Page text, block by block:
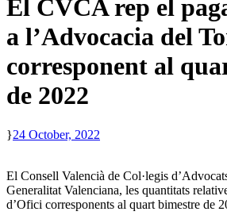
El CVCA rep el
a l’Advocacia del
corresponent al
de 2022
24 October, 2022
El Consell Valencià de Col·legis
Generalitat Valenciana, les quantitats
d’Ofici corresponents al quart bimestre de